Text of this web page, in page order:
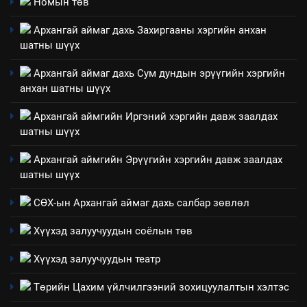
ШИЙДНЭ” ӨДРИЙГ ЗОХИОН
3
4
Төрийн албаны зөвлөлийн
зөвлөлийн 2025 оны үйл
төлөвлөгөө
ТАЗ-ЫН САЛБАР ЗӨВЛӨЛ
“Шинэтгэлээр түүчээлсэн
Архангай аймаг дахь Захиргааны хэргийн анхан
шатны шүүх
Архангай аймаг дахь Сум дундын эрүүгийн хэргийн
анхан шатны шүүх
Архангай аймгийн Иргэний хэргийн давж заалдах
шатны шүүх
Архангай аймгийн Эрүүгийн хэргийн давж заалдах
шатны шүүх
СӨХ-ын Архангай аймаг дахь салбар зөвлөл
Хүүхэд залуучуудын соёлын төв
Хүүхэд залуучуудын театр
Төрийн Цахим үйлчилгээний зохицуулалтын хэлтэс